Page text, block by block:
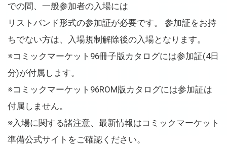
での間、一般参加者の入場には
リストバンド形式の参加証が必要です。 参加証をお持
ちでない方は、入場規制解除後の入場となります。
※コミックマーケット96冊子版カタログには参加証(4日
分)が付属します。
※コミックマーケット96ROM版カタログには参加証は
付属しません。
※入場に関する諸注意、最新情報はコミックマーケット
準備公式サイトをご確認ください。